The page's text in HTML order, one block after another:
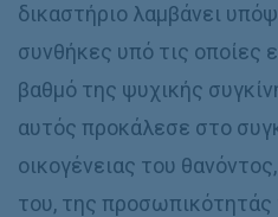
δικαστήριο λαμβάνει
συνθήκες υπό τις οποίες
βαθμό της ψυχικής
αυτός προκάλεσε στο
οικογένειας του
του, της